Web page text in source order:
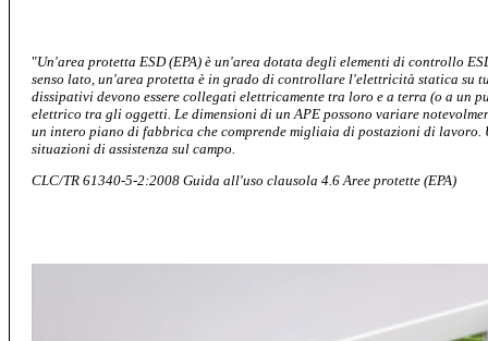
"Un'area protetta ESD (EPA) è un'area dotata degli elementi di controllo
senso lato, un'area protetta è in grado di controllare l'elettricità statica
dissipativi devono essere collegati elettricamente tra loro e a terra (o a un
elettrico tra gli oggetti. Le dimensioni di un APE possono variare
un intero piano di fabbrica che comprende migliaia di postazioni di
situazioni di assistenza sul campo.
CLC/TR 61340-5-2:2008 Guida all'uso clausola 4.6 Aree protette (EPA)